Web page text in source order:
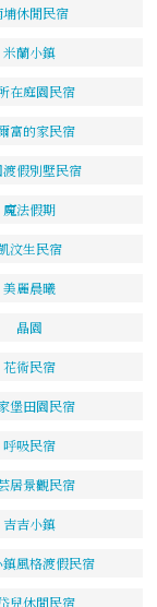
埔休閒民宿
米蘭小鎮
在庭園民宿
富的家民宿
渡假別墅民宿
魔法假期
汶生民宿
美麗晨曦
晶園
花術民宿
堡田園民宿
呼吸民宿
居景觀民宿
吉吉小鎮
風格渡假民宿
兒休閒民宿